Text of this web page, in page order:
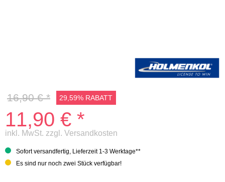
11,90 € *
inkl. MwSt. zzgl. Versandkosten
16,90 € * 29,59% RABATT
Sofort versandfertig, Lieferzeit 1-3 Werktage**
Es sind nur noch zwei Stück verfügbar!